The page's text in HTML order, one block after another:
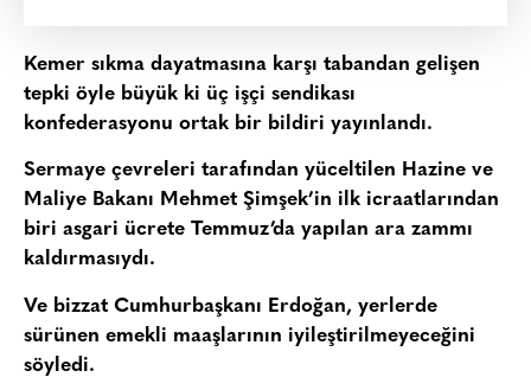
Kemer sıkma dayatmasına karşı tabandan gelişen
tepki öyle büyük ki üç işçi sendikası
konfederasyonu ortak bir bildiri yayınlandı.
Sermaye çevreleri tarafından yüceltilen Hazine ve
Maliye Bakanı Mehmet Şimşek’in ilk icraatlarından
biri asgari ücrete Temmuz’da yapılan ara zammı
kaldırmasıydı.
Ve bizzat Cumhurbaşkanı Erdoğan, yerlerde
sürünen emekli maaşlarının iyileştirilmeyeceğini
söyledi.